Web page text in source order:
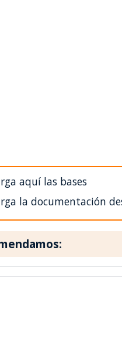
aquí las bases
la documentación